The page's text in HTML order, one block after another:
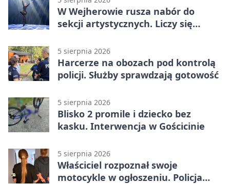
W Wejherowie rusza nabór do
sekcji artystycznych. Liczy się
5 sierpnia 2026
Harcerze na obozach pod kontrolą
policji. Służby sprawdzają gotowość
5 sierpnia 2026
Blisko 2 promile i dziecko bez
kasku. Interwencja w Gościcinie
5 sierpnia 2026
Właściciel rozpoznał swoje
motocykle w ogłoszeniu. Policja